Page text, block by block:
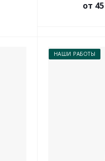
от
НАШИ РАБОТЫ